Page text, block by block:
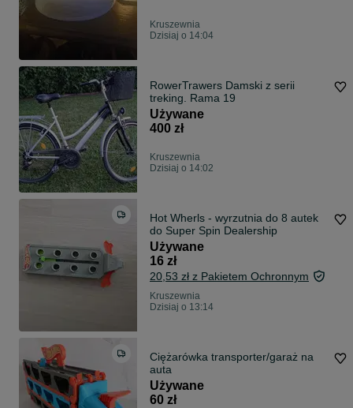
Kruszewnia
Dzisiaj o 14:04
RowerTrawers Damski z serii
treking. Rama 19
Używane
400 zł
Kruszewnia
Dzisiaj o 14:02
Hot Wherls - wyrzutnia do 8 autek
do Super Spin Dealership
Używane
16 zł
20,53 zł z Pakietem Ochronnym
Kruszewnia
Dzisiaj o 13:14
Ciężarówka transporter/garaż na
auta
Używane
60 zł